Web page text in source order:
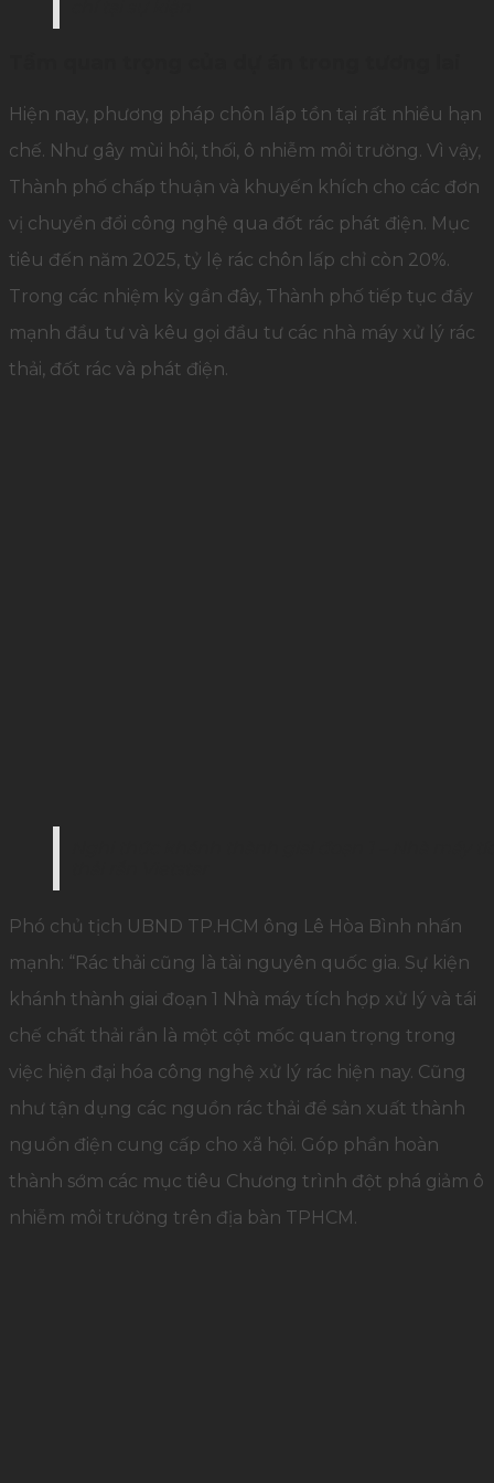
Hiện nay, phương pháp chôn lấp tồn tại rất nhiều hạn
chế. Như gây mùi hôi, thối, ô nhiễm môi trường. Vì vậy,
Thành phố chấp thuận và khuyến khích cho các đơn
vị chuyển đổi công nghệ qua đốt rác phát điện. Mục
tiêu đến năm 2025, tỷ lệ rác chôn lấp chỉ còn 20%.
Trong các nhiệm kỳ gần đây, Thành phố tiếp tục đẩy
mạnh đầu tư và kêu gọi đầu tư các nhà máy xử lý rác
thải, đốt rác và phát điện.
Phó chủ tịch UBND TP.HCM ông Lê Hòa Bình nhấn
mạnh: “Rác thải cũng là tài nguyên quốc gia. Sự kiện
khánh thành giai đoạn 1 Nhà máy tích hợp xử lý và tái
chế chất thải rắn là một cột mốc quan trọng trong
việc hiện đại hóa công nghệ xử lý rác hiện nay. Cũng
như tận dụng các nguồn rác thải để sản xuất thành
nguồn điện cung cấp cho xã hội. Góp phần hoàn
thành sớm các mục tiêu Chương trình đột phá giảm ô
nhiễm môi trường trên địa bàn TPHCM.